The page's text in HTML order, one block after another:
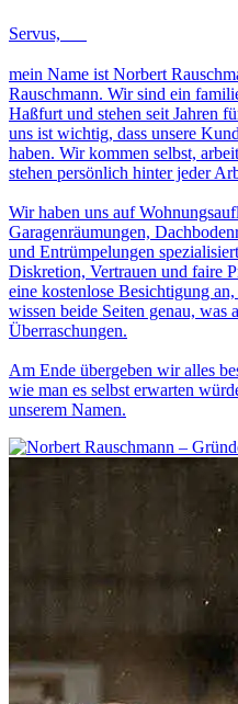
Servus,
mein Name ist Norbert
Rauschmann. Wir sind ein
Haßfurt und stehen seit Jahren
uns ist wichtig, dass unsere
haben. Wir kommen selbst,
stehen persönlich hinter jeder
Wir haben uns auf
Garagenräumungen,
und Entrümpelungen
Diskretion, Vertrauen und faire
eine kostenlose Besichtigung
wissen beide Seiten genau, was
Überraschungen.
Am Ende übergeben wir alles
wie man es selbst erwarten
unserem Namen.